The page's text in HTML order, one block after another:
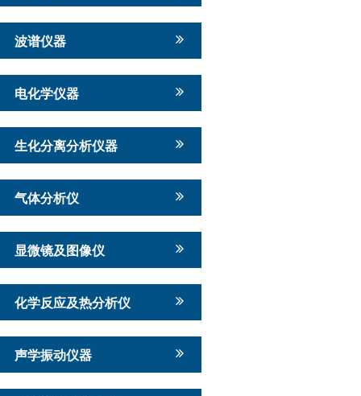
波谱仪器
电化学仪器
生化分离分析仪器
气体分析仪
显微镜及图像仪
化学反应及热分析仪
声学振动仪器